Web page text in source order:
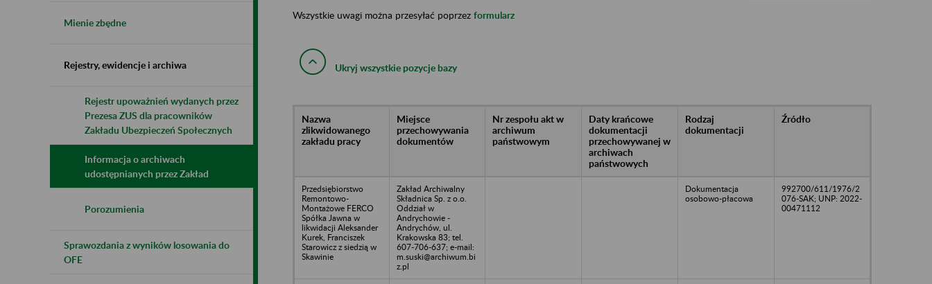
Mienie zbędne
Rejestry, ewidencje i archiwa
Rejestr upoważnień wydanych przez
Prezesa ZUS dla pracowników
Zakładu Ubezpieczeń Społecznych
Informacja o archiwach
udostępnianych przez Zakład
Porozumienia
Sprawozdania z wyników losowania do
OFE
Wszystkie uwagi można przesyłać poprzez formularz
Ukryj wszystkie pozycje bazy
Nazwa
zlikwidowanego
zakładu pracy
Miejsce
przechowywania
dokumentów
Nr zespołu akt w
archiwum
państwowym
Daty krańcowe
dokumentacji
przechowywanej w
archiwach
państwowych
Rodzaj
dokumentacji
Źródło
Przedsiębiorstwo
Remontowo-
Montażowe FERCO
Spółka Jawna w
likwidacji Aleksander
Kurek, Franciszek
Starowicz z siedzią w
Skawinie
Zakład Archiwalny
Składnica Sp. z o.o.
Oddział w
Andrychowie -
Andrychów, ul.
Krakowska 83; tel.
607-706-637; e-mail:
m.suski@archiwum.bi
z.pl
Dokumentacja
osobowo-płacowa
992700/611/1976/2
076-SAK; UNP: 2022-
00471112